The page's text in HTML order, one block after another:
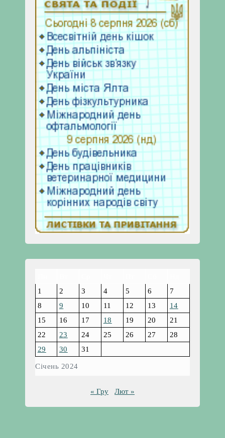
Січень 2024
1
2 3 4 5 6
7
8
9 10 11 12 13
14
15
16 17 18 19 20
21
22
23 24 25 26 27
28
29
30 31
« Гру Лют »